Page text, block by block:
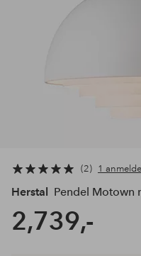
2 1
Herstal Pendel Motown
2,739,-